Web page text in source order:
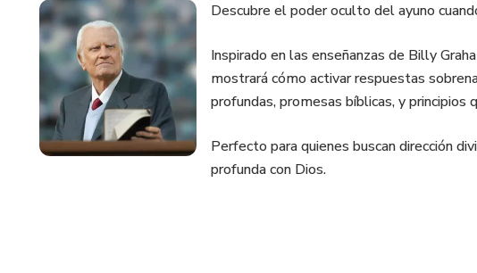
Descubre el poder oculto del ayuno
Inspirado en las enseñanzas de Billy
mostrará cómo activar respuestas
profundas, promesas bíblicas, y
Perfecto para quienes buscan dirección
profunda con Dios.